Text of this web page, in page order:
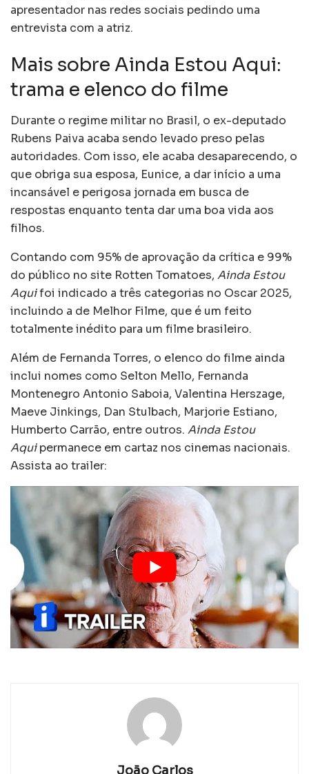
apresentador nas redes sociais pedindo uma
entrevista com a atriz.
Mais sobre Ainda Estou Aqui:
trama e elenco do filme
Durante o regime militar no Brasil, o ex-deputado
Rubens Paiva acaba sendo levado preso pelas
autoridades. Com isso, ele acaba desaparecendo, o
que obriga sua esposa, Eunice, a dar início a uma
incansável e perigosa jornada em busca de
respostas enquanto tenta dar uma boa vida aos
filhos.
Contando com 95% de aprovação da crítica e 99%
do público no site Rotten Tomatoes, Ainda Estou
Aquifoi indicado a três categorias no Oscar 2025,
incluindo a de Melhor Filme, que é um feito
totalmente inédito para um filme brasileiro.
Além de Fernanda Torres, o elenco do filme ainda
inclui nomes como Selton Mello, Fernanda
Montenegro Antonio Saboia, Valentina Herszage,
Maeve Jinkings, Dan Stulbach, Marjorie Estiano,
Humberto Carrão, entre outros. Ainda Estou
Aquipermanece em cartaz nos cinemas nacionais.
Assista ao trailer:
João Carlos